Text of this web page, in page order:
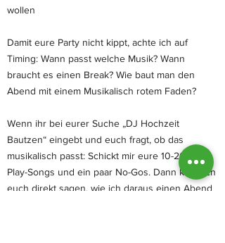
wollen
Damit eure Party nicht kippt, achte ich auf
Timing: Wann passt welche Musik? Wann
braucht es einen Break? Wie baut man den
Abend mit einem Musikalisch rotem Faden?
Wenn ihr bei eurer Suche „DJ Hochzeit
Bautzen“ eingebt und euch fragt, ob das
musikalisch passt: Schickt mir eure 10-20 Must-
Play-Songs und ein paar No-Gos. Dann kann ich
euch direkt sagen, wie ich daraus einen Abend